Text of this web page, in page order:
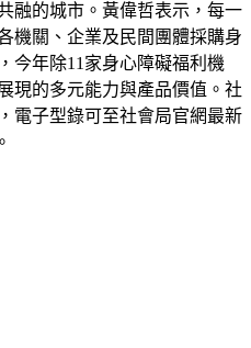
融的城市。黃偉哲表示，每一
機關、企業及民間團體採購身
今年除11家身心障礙福利機
現的多元能力與產品價值。社
電子型錄可至社會局官網最新